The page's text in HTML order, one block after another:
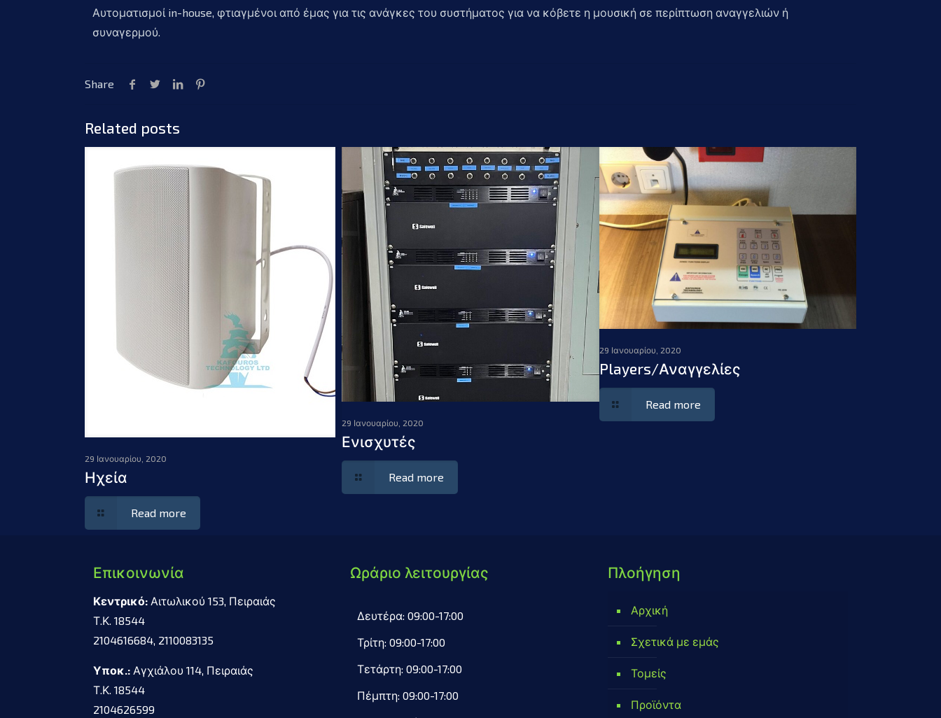
Αυτοματισμοί in-house, φτιαγμένοι από έμας για τις ανάγκες του συστήματος για να κόβετε η μουσική σε περίπτωση αναγγελιών ή
συναγερμού.
Share
Related posts
29 Ιανουαρίου, 2020
Ηχεία
Read more
29 Ιανουαρίου, 2020
Ενισχυτές
Read more
29 Ιανουαρίου, 2020
Players/Αναγγελίες
Read more
Επικοινωνία
Κεντρικό: Αιτωλικού 153, Πειραιάς
Τ.Κ. 18544
2104616684, 2110083135
Υποκ.: Αγχιάλου 114, Πειραιάς
Τ.Κ. 18544
2104626599
Ωράριο λειτουργίας
Δευτέρα: 09:00-17:00
Τρίτη: 09:00-17:00
Τετάρτη: 09:00-17:00
Πέμπτη: 09:00-17:00
Πλοήγηση
Αρχική
Σχετικά με εμάς
Τομείς
Προϊόντα